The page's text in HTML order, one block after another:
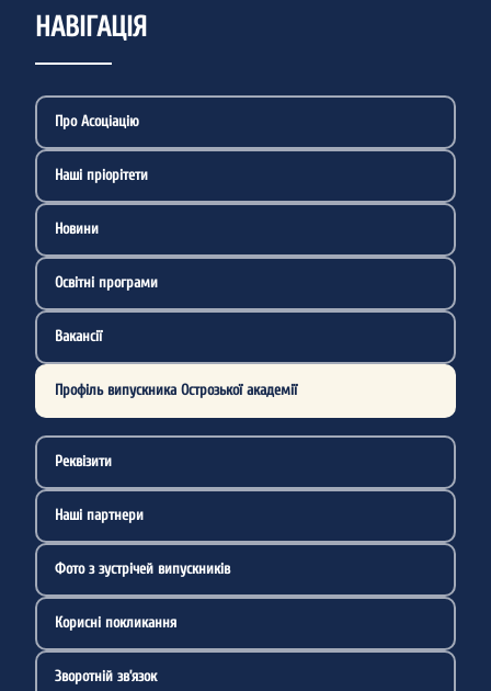
НАВІГАЦІЯ
Про Асоціацію
Наші пріорітети
Новини
Освітні програми
Вакансії
Профіль випускника Острозької академії
Реквізити
Наші партнери
Фото з зустрічей випускників
Корисні покликання
Зворотній зв’язок